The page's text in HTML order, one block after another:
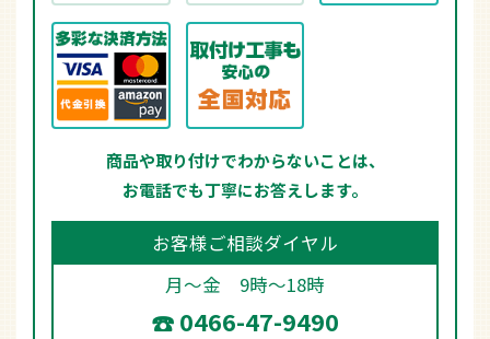
商品や取り付けでわからないことは、
お電話でも丁寧にお答えします。
お客様ご相談ダイヤル
月～金 9時～18時
0466-47-9490